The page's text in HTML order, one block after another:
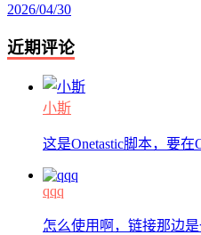
2026/04/30
近期评论
小斯
这是Onetastic脚本，要在
qqq
怎么使用啊，链接那边